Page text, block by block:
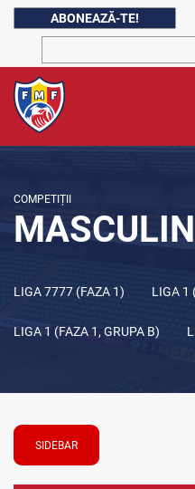
ABONEAZĂ-TE!
COMPETIȚII
MASCULIN
LIGA 7777 (FAZA 1) LIGA 1
LIGA 1 (FAZA 1, GRUPA B)
SIDEBAR